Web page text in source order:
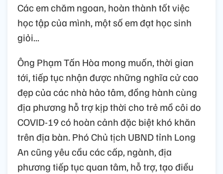
Các em chăm ngoan, hoàn thành tốt việc
học tập của mình, một số em đạt học sinh
giỏi...
Ông Phạm Tấn Hòa mong muốn, thời gian
tới, tiếp tục nhận được những nghĩa cử cao
đẹp của các nhà hảo tâm, đồng hành cùng
địa phương hỗ trợ kịp thời cho trẻ mồ côi do
COVID-19 có hoàn cảnh đặc biệt khó khăn
trên địa bàn. Phó Chủ tịch UBND tỉnh Long
An cũng yêu cầu các cấp, ngành, địa
phương tiếp tục quan tâm, hỗ trợ, tạo điều